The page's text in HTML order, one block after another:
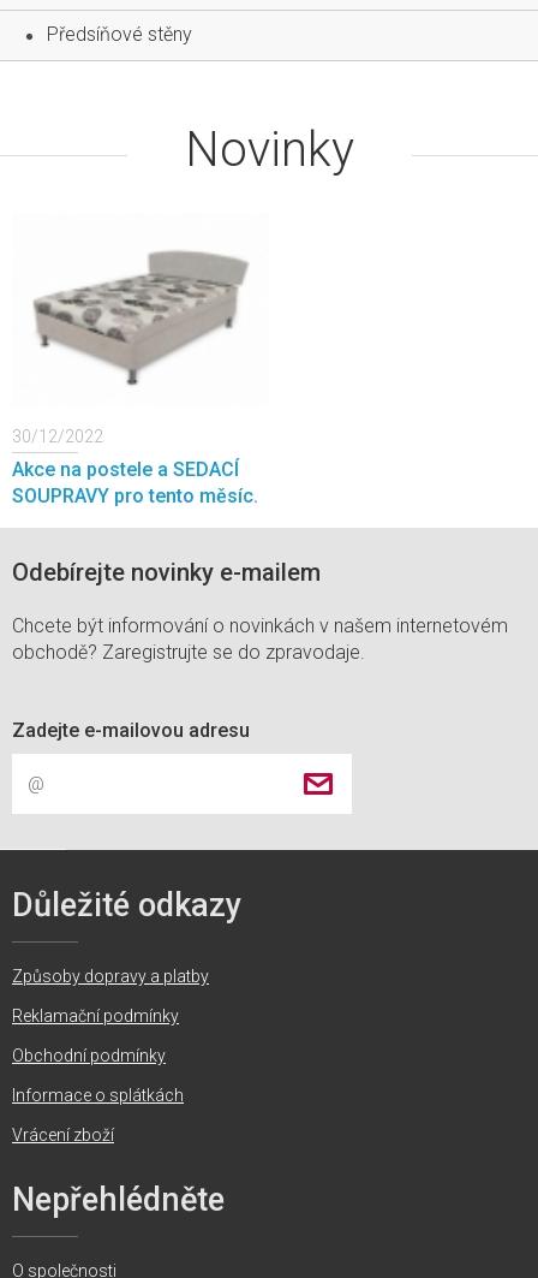
Předsíňové stěny
Novinky
30/12/2022
Akce na postele a SEDACÍ
SOUPRAVY pro tento měsíc.
Odebírejte novinky e-mailem
Chcete být informování o novinkách v našem internetovém
obchodě? Zaregistrujte se do zpravodaje.
Zadejte e-mailovou adresu
Důležité odkazy
Způsoby dopravy a platby
Reklamační podmínky
Obchodní podmínky
Informace o splátkách
Vrácení zboží
Nepřehlédněte
O společnosti